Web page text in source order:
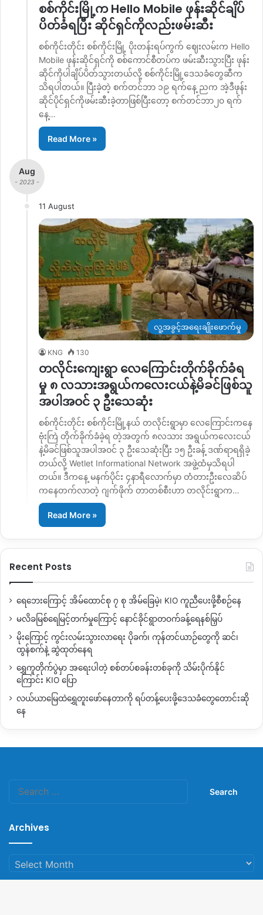
စစ်ကိုင်းမြို့က Hello Mobile ဖုန်းဆိုင်ချိပ်
ပိတ်ခံရပြီး ဆိုင်ရှင်ကိုလည်းဖမ်းဆီး
စစ်ကိုင်းတိုင်း စစ်ကိုင်းမြို့ ပိုးတန်းရပ်ကွက် ဈေးလမ်းက Hello
Mobile ဖုန်းဆိုင်ရှင်ကို စစ်ကောင်စီတပ်က ဖမ်းဆီးသွားပြီး ဖုန်း
ဆိုင်ကိုပါချိပ်ပိတ်သွားတယ်လို့ စစ်ကိုင်းမြို့‌ဒေသခံတွေဆီက
သိရပါတယ်။ ပြီးခဲ့တဲ့ စက်တင်ဘာ ၁၉ ရက်နေ့ ညက အဲ့ဒီဖုန်း
ဆိုင်ပိုင်ရှင်ကိုဖမ်းဆီးခဲ့တာဖြစ်ပြီးတော့ စက်တင်ဘာ၂၀ ရက်
နေ့…
Read More »
Aug
- 2023 -
11 August
လူ့အခွင့်အရေးချိုးဖောက်မှု
KNG 130
တလိုင်းကျေးရွာ လေကြောင်းတိုက်ခိုက်ခံရ
မှု ၈ လသားအရွယ်ကလေးငယ်နဲ့မိခင်ဖြစ်သူ
အပါအဝင် ၃ ဦးသေဆုံး
စစ်ကိုင်းတိုင်း စစ်ကိုင်းမြို့နယ် တလိုင်းရွာမှာ လေကြောင်းကနေ
ဗုံးကြဲ တိုက်ခိုက်ခံခဲ့ရ တဲ့အတွက် ၈လသား အရွယ်ကလေးငယ်
နဲ့မိခင်ဖြစ်သူအပါအဝင် ၃ ဦးသေဆုံးပြီး ၁၅ ဦးခန့် ဒဏ်ရာရရှိခဲ့
တယ်လို့ Wetlet Informational Network အဖွဲ့ထံမှသိရပါ
တယ်။ ဒီကနေ့ မနက်ပိုင်း ၄နာရီလောက်မှာ တံတားဦးလေဆိပ်
ကနေတက်လာတဲ့ ဂျက်ဖိုက် တာတစ်စီးဟာ တလိုင်းရွာက…
Read More »
Recent Posts
ရေဘေးကြောင့် အိမ်ထောင်စု ၇ စု အိမ်ခြေမဲ့၊ KIO ကူညီပေးဖို့စီစဉ်နေ
မလိခမြစ်ရေမြင့်တက်မှုကြောင့် နောင်ခိုင်ရွာတဝက်ခန့်ရေနစ်မြှပ်
မိုးကြောင့် ကွင်းလမ်းသွားလာရေး ပိုခက်၊ ကုန်တင်ယာဉ်တွေကို ဆင်၊
ထွန်စက်နဲ့ ဆွဲထုတ်နေရ
ရွှေကူတိုက်ပွဲမှာ အရေးပါတဲ့ စစ်တပ်စခန်းတစ်ခုကို သိမ်းပိုက်နိုင်
ကြောင်း KIO ပြော
လယ်ယာမြေထဲရွှေတူးဖော်နေတာကို ရပ်တန့်ပေးဖို့ဒေသခံတွေတောင်းဆို
နေ
Archives
Archives